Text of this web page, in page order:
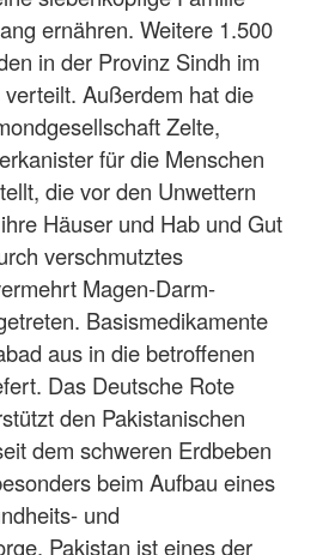
ernähren. Weitere 1.500
in der Provinz Sindh im
Außerdem hat die
Zelte,
für die Menschen
die vor den Unwettern
Häuser und Hab und Gut
verschmutztes
Magen-Darm-
Basismedikamente
aus in die betroffenen
Das Deutsche Rote
den Pakistanischen
dem schweren Erdbeben
beim Aufbau eines
und
Pakistan ist eines der